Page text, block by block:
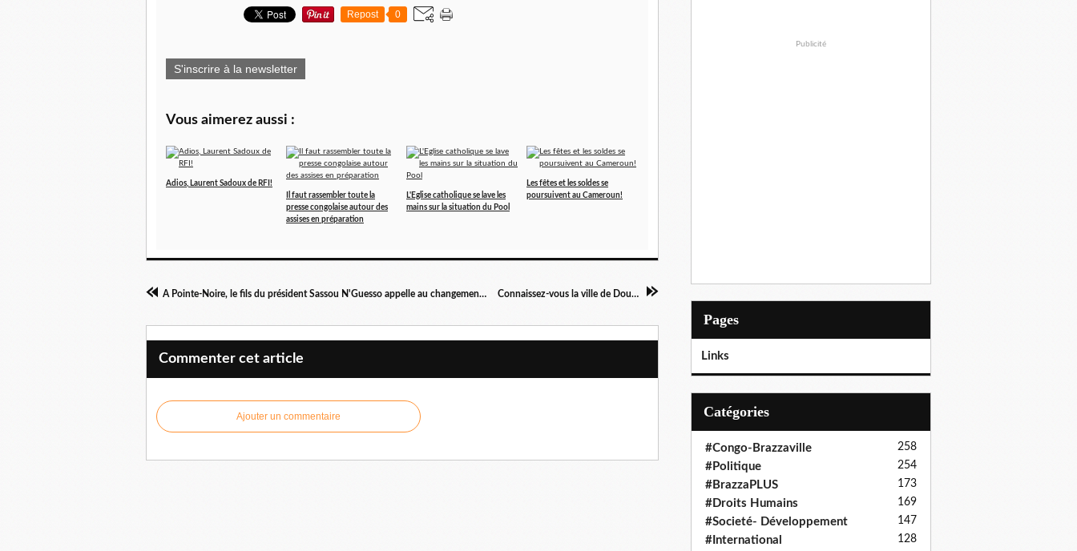
Repost 0
S'inscrire à la newsletter
Vous aimerez aussi :
Adios, Laurent Sadoux de RFI!
Il faut rassembler toute la
presse congolaise autour des
assises en préparation
L'Eglise catholique se lave les
mains sur la situation du Pool
Les fêtes et les soldes se
poursuivent au Cameroun!
A Pointe-Noire, le fils du président Sassou N'Guesso appelle au changement de la Constitution Connaissez-vous la ville de Douala? Visite!
Commenter cet article
Ajouter un commentaire
Publicité
Pages
Links
Catégories
#Congo-Brazzaville 258
#Politique 254
#BrazzaPLUS 173
#Droits Humains 169
#Societé- Développement 147
#International 128